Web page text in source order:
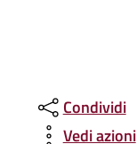
Condividi
Vedi azioni